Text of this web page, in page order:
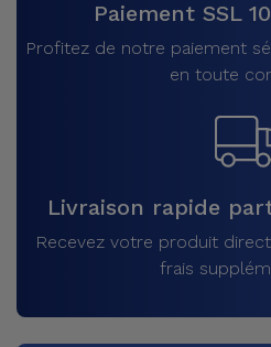
Paiement SSL
Profitez de notre paiement
en toute
Livraison rapide
Recevez votre produit
frais